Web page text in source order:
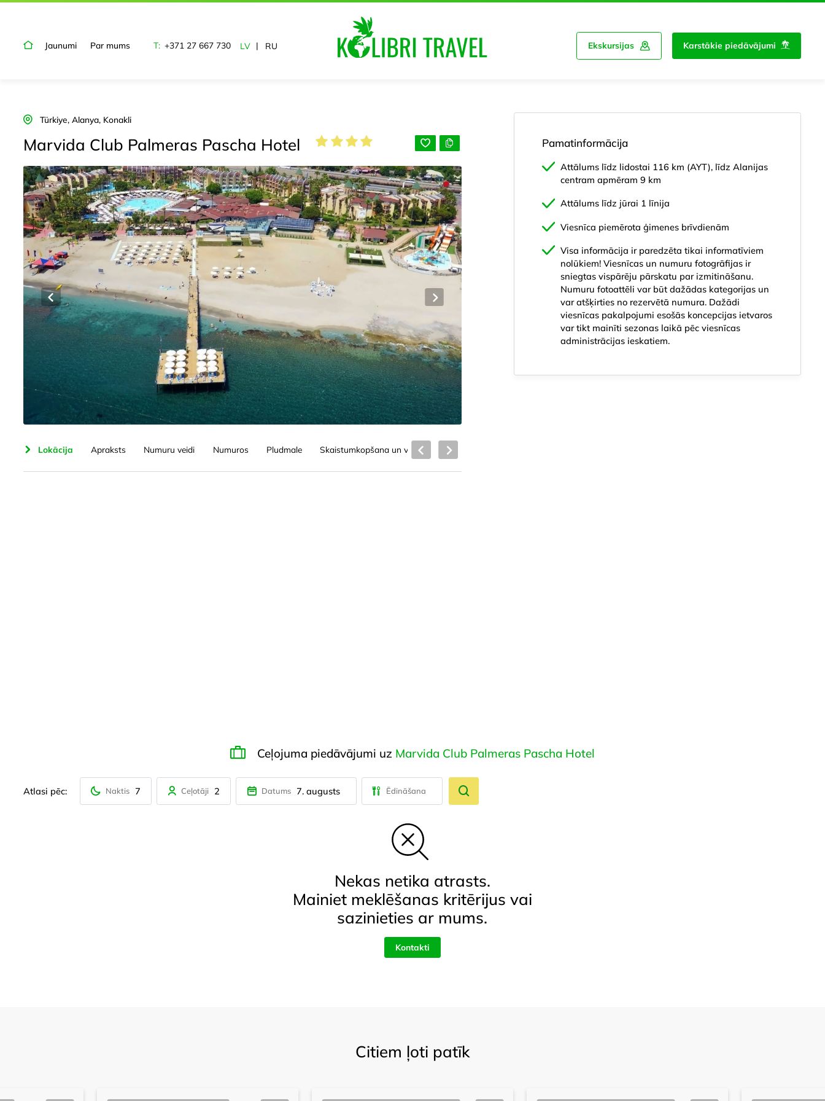
Jaunumi Par mums T: +371 27 667 730 LV RU Ekskursijas Karstākie piedāvājumi
Türkiye, Alanya, Konakli
Marvida Club Palmeras Pascha Hotel
Lokācija Apraksts Numuru veidi Numuros Pludmale Skaistumkopšana un veselība
Pamatinformācija
Attālums līdz lidostai 116 km (AYT), līdz Alanijas
centram apmēram 9 km
Attālums līdz jūrai 1 līnija
Viesnīca piemērota ģimenes brīvdienām
Visa informācija ir paredzēta tikai informatīviem
nolūkiem! Viesnīcas un numuru fotogrāfijas ir
sniegtas vispārēju pārskatu par izmitināšanu.
Numuru fotoattēli var būt dažādas kategorijas un
var atšķirties no rezervētā numura. Dažādi
viesnīcas pakalpojumi esošās koncepcijas ietvaros
var tikt mainīti sezonas laikā pēc viesnīcas
administrācijas ieskatiem.
Ceļojuma piedāvājumi uz Marvida Club Palmeras Pascha Hotel
Atlasi pēc: Naktis 7 Ceļotāji 2 Datums 7. augusts Ēdināšana
Nekas netika atrasts.
Mainiet meklēšanas kritērijus vai
sazinieties ar mums.
Kontakti
Citiem ļoti patīk